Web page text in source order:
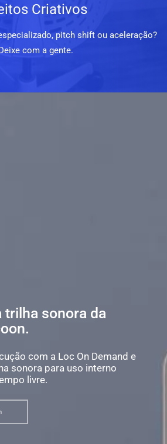
Criativos
pitch shift ou aceleração?
com a gente.
trilha sonora da
com a Loc On Demand e
sonora para uso interno
livre.